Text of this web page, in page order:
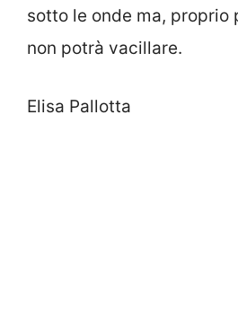
sotto le onde ma, proprio
non potrà vacillare.
Elisa Pallotta